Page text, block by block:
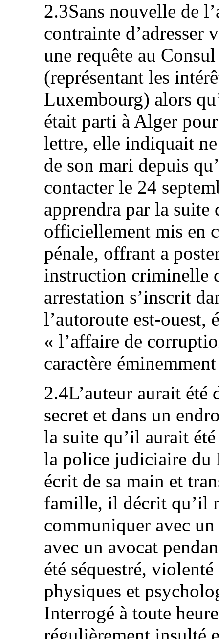
2.3Sans nouvelle de
contrainte d’adresser
une requête au
(représentant les
Luxembourg) alors
était parti à Alger
lettre, elle indiquait
de son mari depuis
contacter le 24
apprendra par la suite
officiellement mis en
pénale, offrant a
instruction criminelle
arrestation s’inscrit
l’autoroute est-ouest,
« l’affaire de
caractère
2.4L’auteur aurait
secret et dans un
la suite qu’il aurait
la police judiciaire du
écrit de sa main et
famille, il décrit qu’il
communiquer avec
avec un avocat
été séquestré,
physiques et
Interrogé à toute